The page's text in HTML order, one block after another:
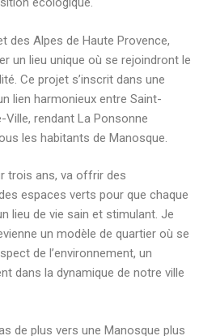
des Alpes de Haute Provence,
un lieu unique où se rejoindront le
Ce projet s’inscrit dans une
lien harmonieux entre Saint-
rendant La Ponsonne
les habitants de Manosque.
trois ans, va offrir des
espaces verts pour que chaque
lieu de vie sain et stimulant. Je
un modèle de quartier où se
de l’environnement, un
dans la dynamique de notre ville
de plus vers une Manosque plus